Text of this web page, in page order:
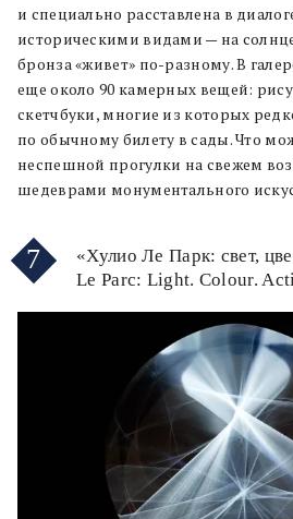
и специально расставлена в
историческими видами — на
бронза «живет» по-разному. В
еще около 90 камерных вещей:
скетчбуки, многие из которых
по обычному билету в сады. Что
неспешной прогулки на свежем
шедеврами монументального
7
«Хулио Ле Парк: свет,
Le Parc: Light. Colour.